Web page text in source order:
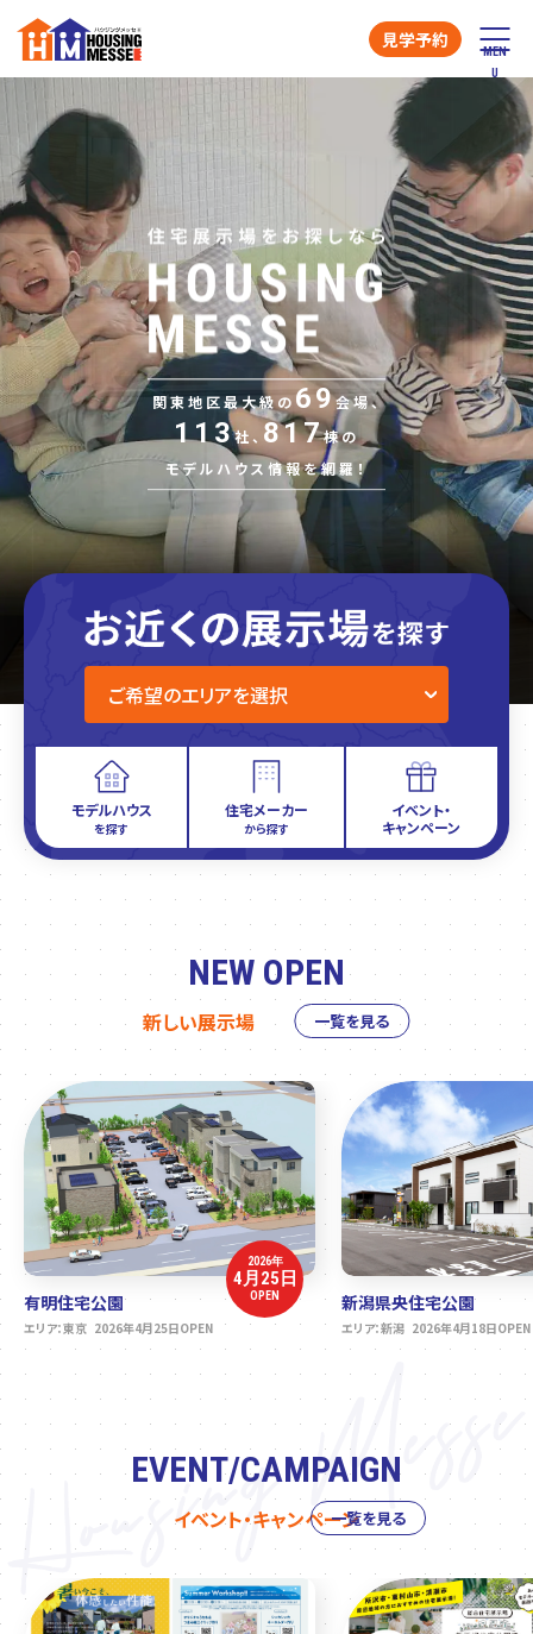
見学予約
関東地区最大級の 69会場、
113社、 817棟の
モデルハウス情報を網羅！
モデルハウス
を探す
住宅メーカー
から探す
イベント・
キャンペーン
NEW OPEN
新しい展示場 一覧を見る
2026年
4月25日
OPEN
有明住宅公園
エリア：東京 2026年4月25日OPEN
新潟県央住宅公園
エリア：新潟 2026年4月18日OPEN
EVENT/CAMPAIGN
イベント・キャンペーン一覧を見る